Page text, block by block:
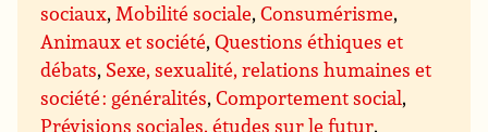
sociaux,Mobilité sociale,Consumérisme,
Animaux et société,Questions éthiques et
débats, Sexe, sexualité, relations humaines et
société : généralités,Comportement social,
Prévisions sociales, études sur le futur,